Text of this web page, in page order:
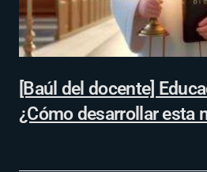
[Baúl del docente]
¿Cómo desarrollar esta